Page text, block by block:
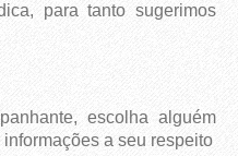
para tanto sugerimos
escolha alguém
a seu respeito